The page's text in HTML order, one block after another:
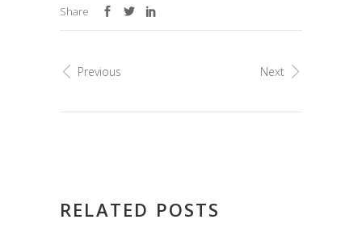
Share
Previous Next
RELATED POSTS